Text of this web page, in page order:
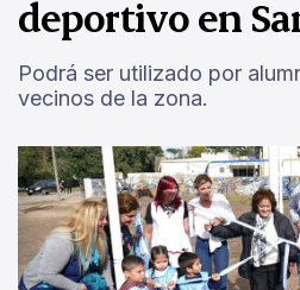
deportivo en
Podrá ser utilizado por
vecinos de la zona.